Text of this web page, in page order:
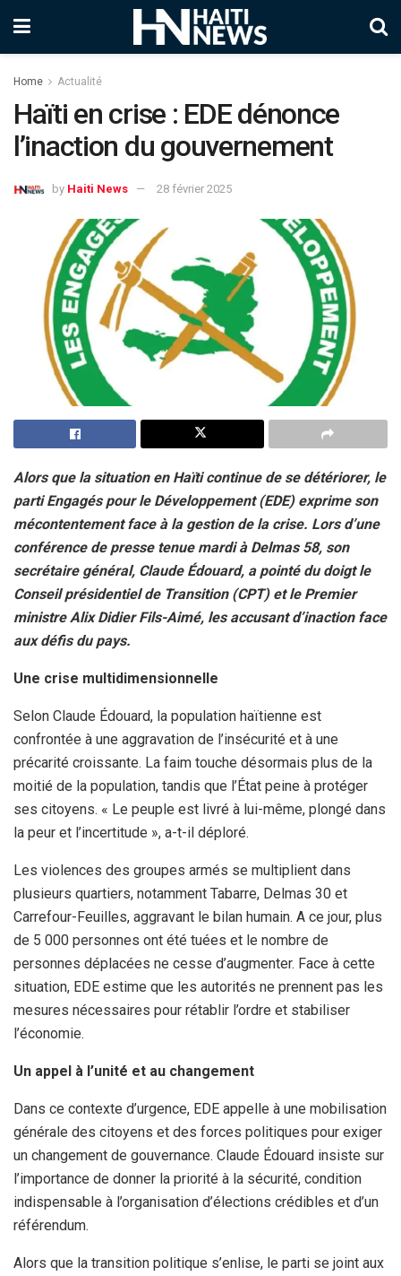
Home Actualité
Haïti en crise : EDE dénonce
l’inaction du gouvernement
by Haiti News 28 février 2025
Alors que la situation en Haïti continue de se détériorer, le
parti Engagés pour le Développement (EDE) exprime son
mécontentement face à la gestion de la crise. Lors d’une
conférence de presse tenue mardi à Delmas 58, son
secrétaire général, Claude Édouard, a pointé du doigt le
Conseil présidentiel de Transition (CPT) et le Premier
ministre Alix Didier Fils-Aimé, les accusant d’inaction face
aux défis du pays.
Une crise multidimensionnelle
Selon Claude Édouard, la population haïtienne est
confrontée à une aggravation de l’insécurité et à une
précarité croissante. La faim touche désormais plus de la
moitié de la population, tandis que l’État peine à protéger
ses citoyens. « Le peuple est livré à lui-même, plongé dans
la peur et l’incertitude », a-t-il déploré.
Les violences des groupes armés se multiplient dans
plusieurs quartiers, notamment Tabarre, Delmas 30 et
Carrefour-Feuilles, aggravant le bilan humain. A ce jour, plus
de 5 000 personnes ont été tuées et le nombre de
personnes déplacées ne cesse d’augmenter. Face à cette
situation, EDE estime que les autorités ne prennent pas les
mesures nécessaires pour rétablir l’ordre et stabiliser
l’économie.
Un appel à l’unité et au changement
Dans ce contexte d’urgence, EDE appelle à une mobilisation
générale des citoyens et des forces politiques pour exiger
un changement de gouvernance. Claude Édouard insiste sur
l’importance de donner la priorité à la sécurité, condition
indispensable à l’organisation d’élections crédibles et d’un
référendum.
Alors que la transition politique s’enlise, le parti se joint aux